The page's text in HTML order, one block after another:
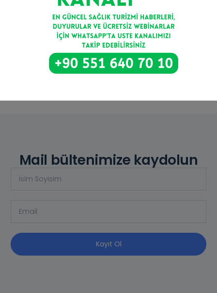
Bu yıl Hizmet İhracatçılar Birliği’nin düzenlemiş
olduğu Rusya’nın en büyük ve en prestijli turizm
fuarlarından biri
Devamını Oku >
Mail bültenimize kaydolun
Kayıt Ol